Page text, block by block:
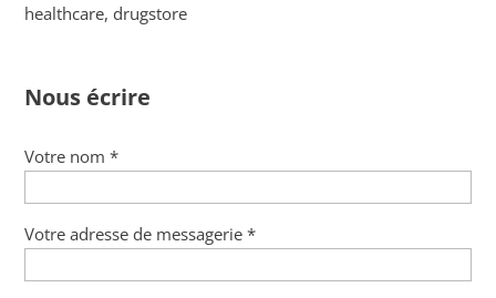
healthcare, drugstore
Nous écrire
Votre nom *
Votre adresse de messagerie *